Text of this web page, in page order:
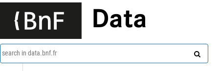
Data
search in data.bnf.fr